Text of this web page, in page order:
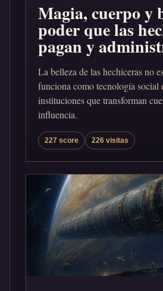
Magia, cuerpo y
poder que las
pagan y
La belleza de las hechiceras no
funciona como tecnología social
instituciones que transforman
influencia.
227 score 226 visitas